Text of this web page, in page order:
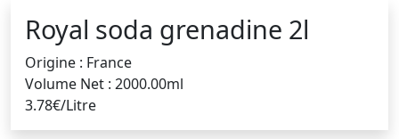
Royal soda grenadine 2l
Origine : France
Volume Net : 2000.00ml
3.78€/Litre